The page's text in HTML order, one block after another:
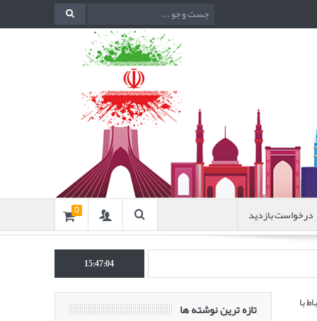
درخواست بازدید 0
انتشار مقاله‌ای تحت عنوان
15:47:05
با تازه ترین نوشته ها